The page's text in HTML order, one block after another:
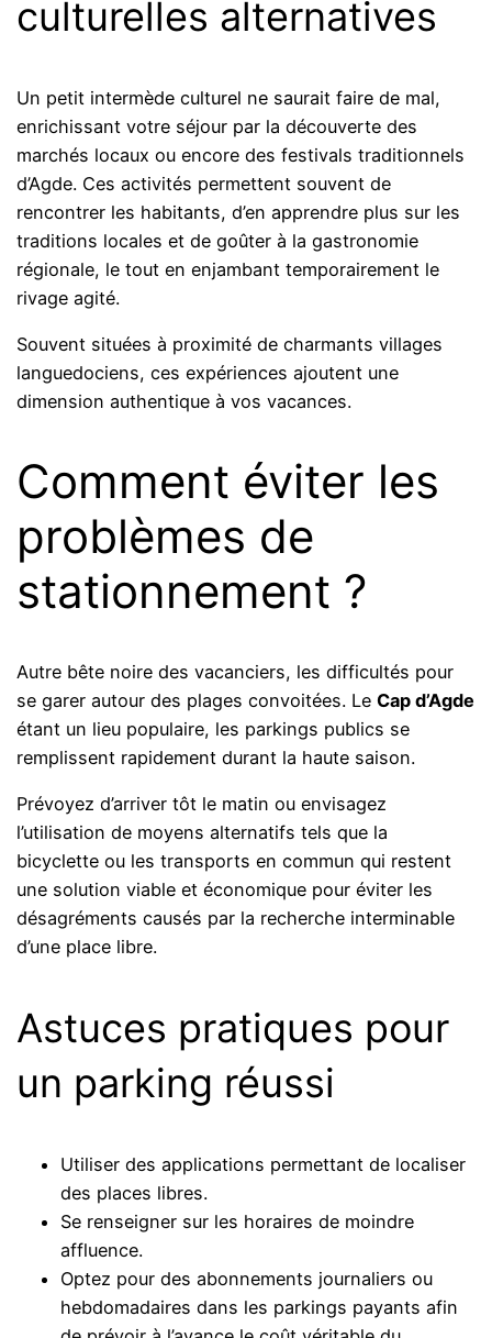
culturelles alternatives
Un petit intermède culturel ne saurait faire de mal,
enrichissant votre séjour par la découverte des
marchés locaux ou encore des festivals traditionnels
d’Agde. Ces activités permettent souvent de
rencontrer les habitants, d’en apprendre plus sur les
traditions locales et de goûter à la gastronomie
régionale, le tout en enjambant temporairement le
rivage agité.
Souvent situées à proximité de charmants villages
languedociens, ces expériences ajoutent une
dimension authentique à vos vacances.
Comment éviter les
problèmes de
stationnement ?
Autre bête noire des vacanciers, les difficultés pour
se garer autour des plages convoitées. LeCap d’Agde
étant un lieu populaire, les parkings publics se
remplissent rapidement durant la haute saison.
Prévoyez d’arriver tôt le matin ou envisagez
l’utilisation de moyens alternatifs tels que la
bicyclette ou les transports en commun qui restent
une solution viable et économique pour éviter les
désagréments causés par la recherche interminable
d’une place libre.
Astuces pratiques pour
un parking réussi
Utiliser des applications permettant de localiser
des places libres.
Se renseigner sur les horaires de moindre
affluence.
Optez pour des abonnements journaliers ou
hebdomadaires dans les parkings payants afin